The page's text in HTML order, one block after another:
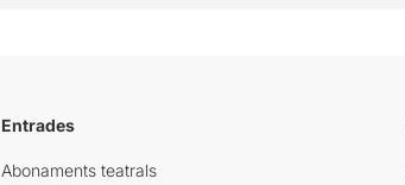
Entrades
Abonaments teatrals